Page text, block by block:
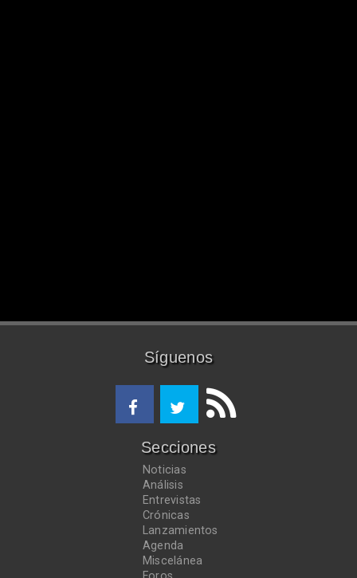
Síguenos
Secciones
Noticias
Análisis
Entrevistas
Crónicas
Lanzamientos
Agenda
Miscelánea